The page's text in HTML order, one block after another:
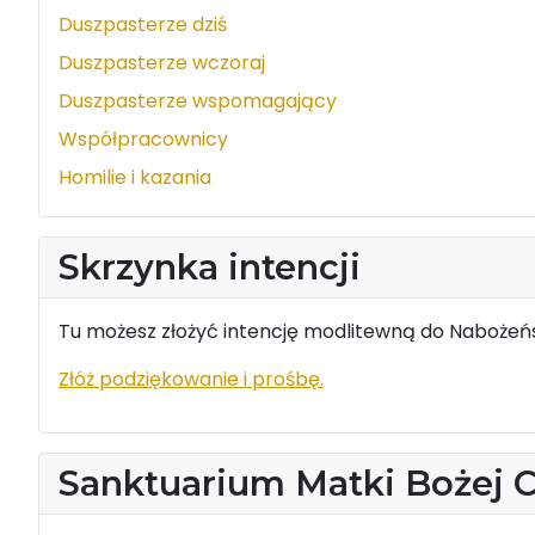
Duszpasterze dziś
Duszpasterze wczoraj
Duszpasterze wspomagający
Współpracownicy
Homilie i kazania
Skrzynka intencji
Tu możesz złożyć intencję modlitewną do
Złóż podziękowanie i prośbę.
Sanktuarium Matki Bożej